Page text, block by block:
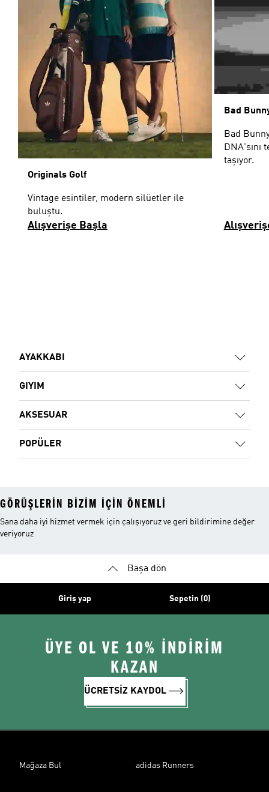
Originals Golf
Vintage esintiler, modern silüetler ile
buluştu.
Alışverişe Başla
Bad
Bad
DNA'sını
taşıyor.
AYAKKABI
GIYIM
AKSESUAR
POPÜLER
GÖRÜŞLERIN BIZIM IÇIN ÖNEMLI
Sana daha iyi hizmet vermek için çalışıyoruz ve geri bildirimine değer
veriyoruz
Başa dön
Giriş yap Sepetin (0)
ÜYE OL VE 10% İNDİRİM
KAZAN
ÜCRETSİZ KAYDOL
Mağaza Bul adidas Runners